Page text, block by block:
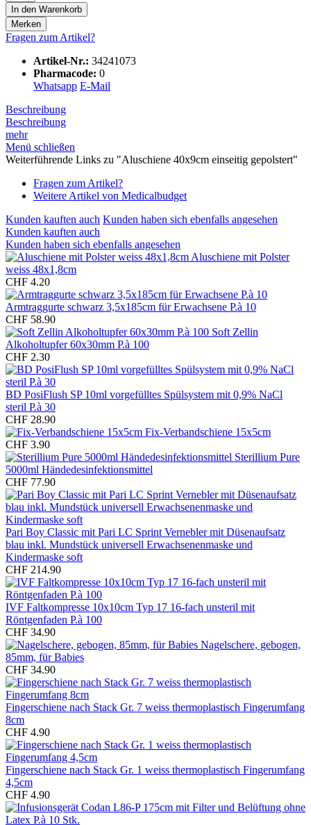
In den Warenkorb
Merken
Fragen zum Artikel?
Artikel-Nr.: 34241073
Pharmacode: 0
Whatsapp E-Mail
Beschreibung
Beschreibung
mehr
Menü schließen
Weiterführende Links zu "Aluschiene 40x9cm einseitig gepolstert"
Fragen zum Artikel?
Weitere Artikel von Medicalbudget
Kunden kauften auch Kunden haben sich ebenfalls angesehen
Kunden kauften auch
Kunden haben sich ebenfalls angesehen
Aluschiene mit Polster
weiss 48x1,8cm
CHF 4.20
Armtraggurte schwarz 3,5x185cm für Erwachsene P.à 10
CHF 58.90
Soft Zellin
Alkoholtupfer 60x30mm P.à 100
CHF 2.30
BD PosiFlush SP 10ml vorgefülltes Spülsystem mit 0,9% NaCl
steril P.à 30
CHF 28.90
Fix-Verbandschiene 15x5cm
CHF 3.90
Sterillium Pure
5000ml Händedesinfektionsmittel
CHF 77.90
Pari Boy Classic mit Pari LC Sprint Vernebler mit Düsenaufsatz
blau inkl. Mundstück universell Erwachsenenmaske und
Kindermaske soft
CHF 214.90
IVF Faltkompresse 10x10cm Typ 17 16-fach unsteril mit
Röntgenfaden P.à 100
CHF 34.90
Nagelschere, gebogen,
85mm, für Babies
CHF 34.90
Fingerschiene nach Stack Gr. 7 weiss thermoplastisch Fingerumfang
8cm
CHF 4.90
Fingerschiene nach Stack Gr. 1 weiss thermoplastisch Fingerumfang
4,5cm
CHF 4.90